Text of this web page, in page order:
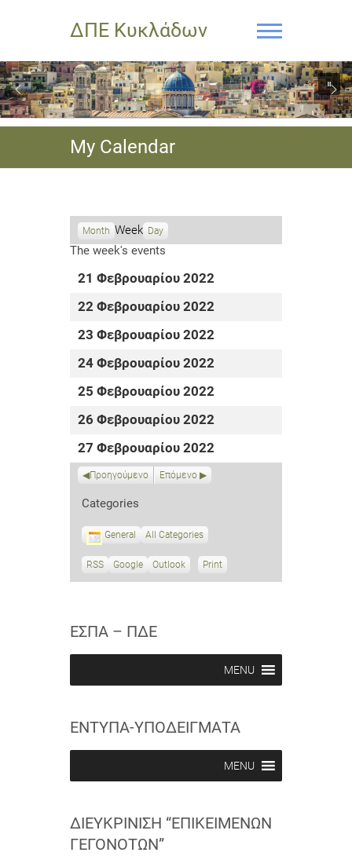
ΔΠΕ Κυκλάδων
My Calendar
Month Week Day
The week's events
21 Φεβρουαρίου 2022
22 Φεβρουαρίου 2022
23 Φεβρουαρίου 2022
24 Φεβρουαρίου 2022
25 Φεβρουαρίου 2022
26 Φεβρουαρίου 2022
27 Φεβρουαρίου 2022
Προηγούμενο Επόμενο
Categories
General All Categories
RSS
S
r
Google
S
r
Outlook Print
ΕΣΠΑ – ΠΔΕ
MENU
ΕΝΤΥΠΑ-ΥΠΟΔΕΙΓΜΑΤΑ
MENU
ΔΙΕΥΚΡΊΝΙΣΗ “ΕΠΙΚΕΊΜΕΝΩΝ
ΓΕΓΟΝΌΤΩΝ”